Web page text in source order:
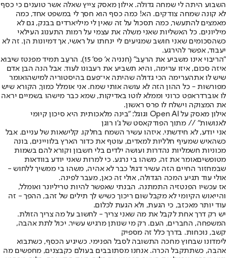
השבוע היתה לי שמחה גדולה. אילון מאסק צייץ שאלה אשר טוענים כי כסף
לא קונה שמחה צודקים. הא! כמה כסף הוא חסך לי במשפט אחד, כמה
מאמצים להתעשר, כמה תסכול על זה שאין לי מיליארדים בבנק, גם לא
מיליונים. כל האשליות שאני משלה את עצמי על רמות התענוג העילאי
כשהסכומים שאני חושב שמגיעים לי ינחתו על ראשי, אך דמיונות הן. זה לא
יעבוד, אפשר להירגע.
"הריבוי אינו משביע את הרעֵב" (חנניה א' פס' 15). הרעֵב תמיד מפנטז שיבוא
איזה סכום, איזו ערימה, והיא תשביע את רעבונו לעוד. אבל הנה הבן אדם
שיש לו אתהערימה הכי גדולה שהיתה אי־פעם בהיסטוריה למישהואומר
מפורשות - כל ההון הזה לא עושה אותי שמח. אני אומלל כמוך, הקורא שיש
לו אוברדראפט כרוני וממלא לוטו באדיקות, שמא כבר מישהו בשמיים יראה
את המצוקה וישלח לו פרס ראשון.
אילון מאסק על Open AI וגוגל: "בינה מלאכותית היא סיכון קיומי
לאנושות" // מתוך הפודקאסט של ג'ו רוגן
אני יודע, לא חידשתי. איזהו עשיר השמח בחלקו. קלישאות של עניים. אבל
כשהאיש שמעיף חלליות למאדים, עוטף את כדור הארץ בלוויינים, בונה
מכוניות חשמליות נהדרות ועושה ילדים בלי חשבון וקורא להם בשמות
מטופשיםאומר את זה, משהו בי נרגע. כי למרות שאני יודע בוודאות
שבמחזור החיים הזה עשיר דגול כבר לא אהיה, משהו בי ממשיך ללחוש -
אולי עוד תגיע המכה הגדולה, אולי זה כאן, מעבר לפינה.
אז עכשיו הפנטזיה התמתנה. הבנתי שאפשר להיות טריליונר ואומלל,
והייאוש הקיומי לא מקבל שום ריכוך כשיש לך תילים של זהב, ההפך - זה
עוד יותר מאכזב, כי הגעת, ולא הגעת לכלום.
יש רק דרך אחת לקבל את מה שאני צריך - לחשוב על מה צריך הזולת.
המשפחה, החברים, העם. רק מי שנותן מרגיש עשיר. יכול לתת אהבה,
קשב, נוכחות. בדרך כלל זה מספיק
לימדונו שבחוץ מחכה התשובה לסבל הפנימי. כשיגיע הכסף, כשתבוא
אהבה, כשתתקבל הכרה. אנחנו מסתובבים בעולם כקבצנים, מחפשים מה